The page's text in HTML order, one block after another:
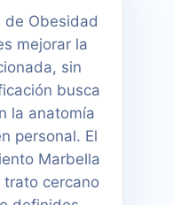
de Obesidad
mejorar la
sin
busca
la anatomía
personal. El
Marbella
cercano